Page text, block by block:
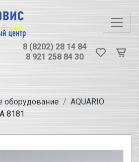
8 (8202) 28 14 84
8 921 258 84 30
оборудование
AQUARIO
8181